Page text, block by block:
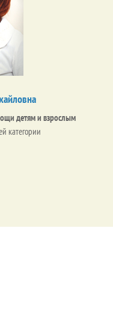
детям и взрослым
категории